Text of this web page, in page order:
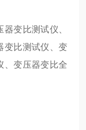
变比测试仪、
变比测试仪、变
、变压器变比全